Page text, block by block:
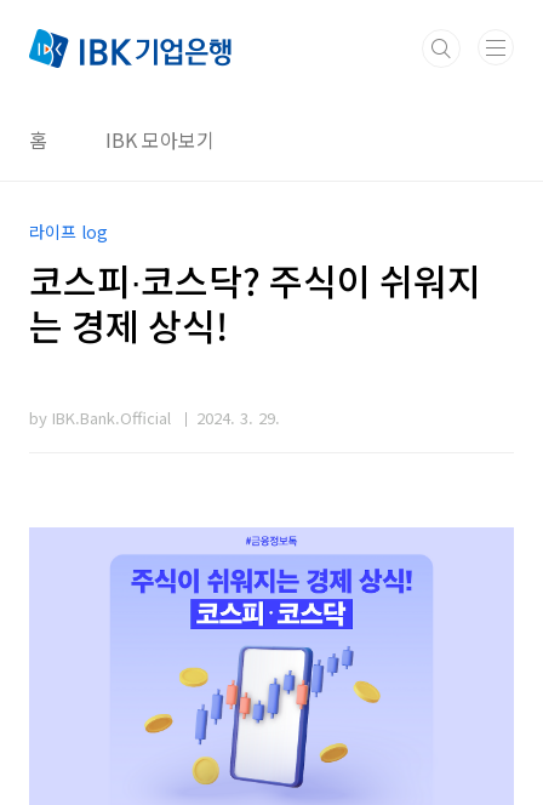
홈 IBK 모아보기
라이프 log
코스피∙코스닥? 주식이 쉬워지
는 경제 상식!
by IBK.Bank.Official 2024. 3. 29.